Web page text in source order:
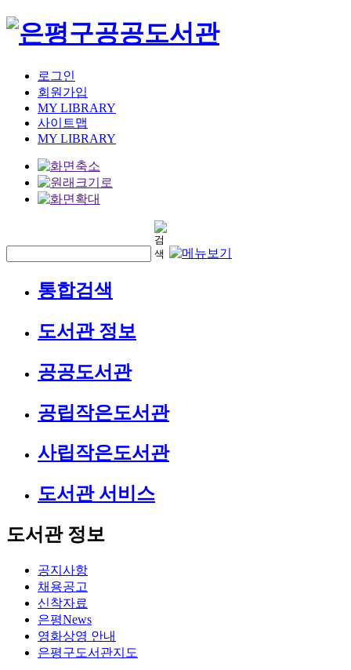
로그인
회원가입
MY LIBRARY
사이트맵
MY LIBRARY
통합검색
도서관 정보
공공도서관
공립작은도서관
사립작은도서관
도서관 서비스
도서관 정보
공지사항
채용공고
신착자료
은평News
영화상영 안내
은평구도서관지도